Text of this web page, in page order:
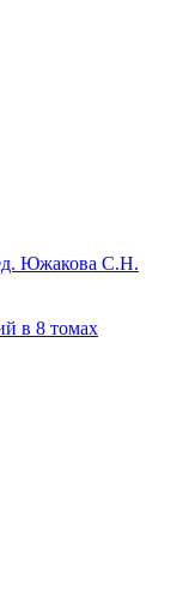
Южакова С.Н.